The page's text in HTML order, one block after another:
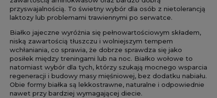
przyswajalnością. To świetny wybór dla osób z nietolerancją
laktozy lub problemami trawiennymi po serwatce.
Białko jajeczne wyróżnia się pełnowartościowym składem,
niską zawartością tłuszczu i wolniejszym tempem
wchłaniania, co sprawia, że dobrze sprawdza się jako
posiłek między treningami lub na noc. Białko wołowe to
natomiast wybór dla tych, którzy szukają mocnego wsparcia
regeneracji i budowy masy mięśniowej, bez dodatku nabiału.
Obie formy białka są lekkostrawne, naturalne i odpowiednie
nawet przy bardziej wymagającej diecie.